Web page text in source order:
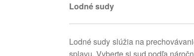
Lodné sudy
Lodné sudy slúžia na
splavu. Vyberte si sud podľa